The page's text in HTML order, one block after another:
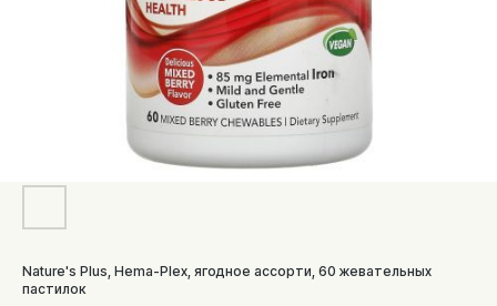
Nature's Plus, Hema-Plex, ягодное ассорти, 60 жевательных
пастилок